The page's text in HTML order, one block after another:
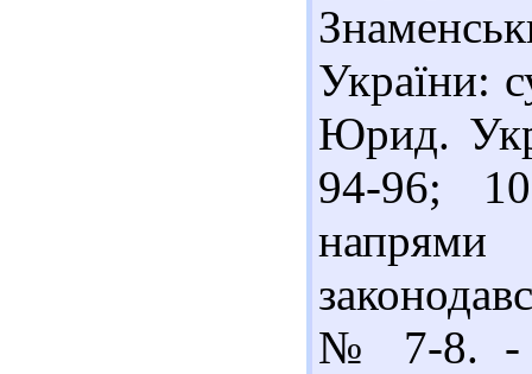
України:
Юрид.
94-96;
напрями
№ 7-8. -